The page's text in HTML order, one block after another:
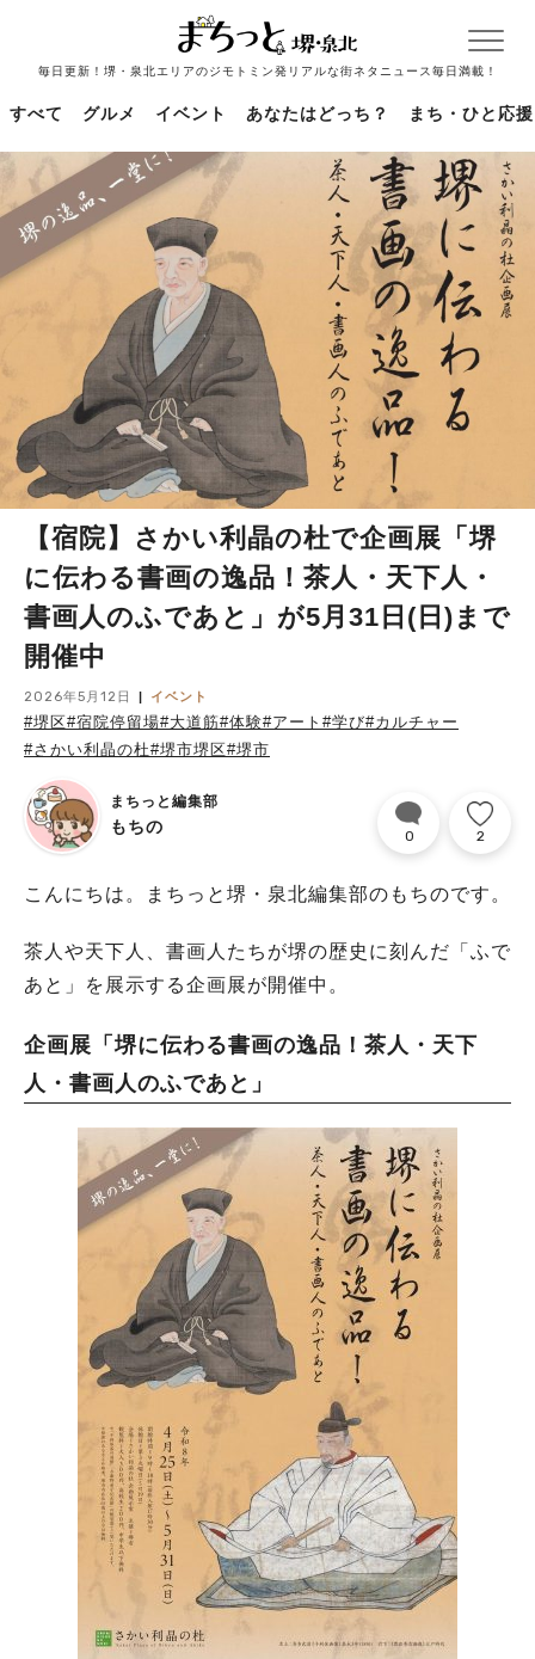
毎日更新！堺・泉北エリアのジモトミン発リアルな街ネタニュース毎日満載！
すべて グルメ イベント あなたはどっち？ まち・ひと応援
【宿院】さかい利晶の杜で企画展「堺
に伝わる書画の逸品！茶人・天下人・
書画人のふであと」が5月31日(日)まで
開催中
2026年5月12日 イベント
#堺区#宿院停留場#大道筋#体験#アート #学び#カルチャー
#さかい利晶の杜#堺市堺区#堺市
まちっと編集部
もちの 0 2
こんにちは。まちっと堺・泉北編集部のもちのです。
茶人や天下人、書画人たちが堺の歴史に刻んだ「ふで
あと」を展示する企画展が開催中。
企画展「堺に伝わる書画の逸品！茶人・天下
人・書画人のふであと」